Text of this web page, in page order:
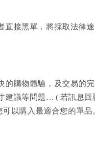
直接黑單，將採取法律
的購物體驗，及交易的
建議等問題... ( 若訊息
以購入最適合您的單品。